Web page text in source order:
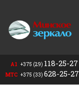
А1 +375 (29) 118-25-27
МТС +375 (33) 628-25-27